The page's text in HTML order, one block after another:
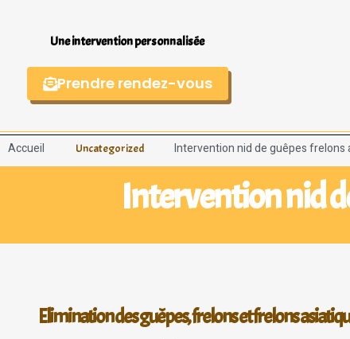
Une intervention personnalisée
Prendre rendez-vous
Accueil Uncategorized Intervention nid de guêpes frelons
Intervention nid
Elimination des guêpes, frelons et frelons